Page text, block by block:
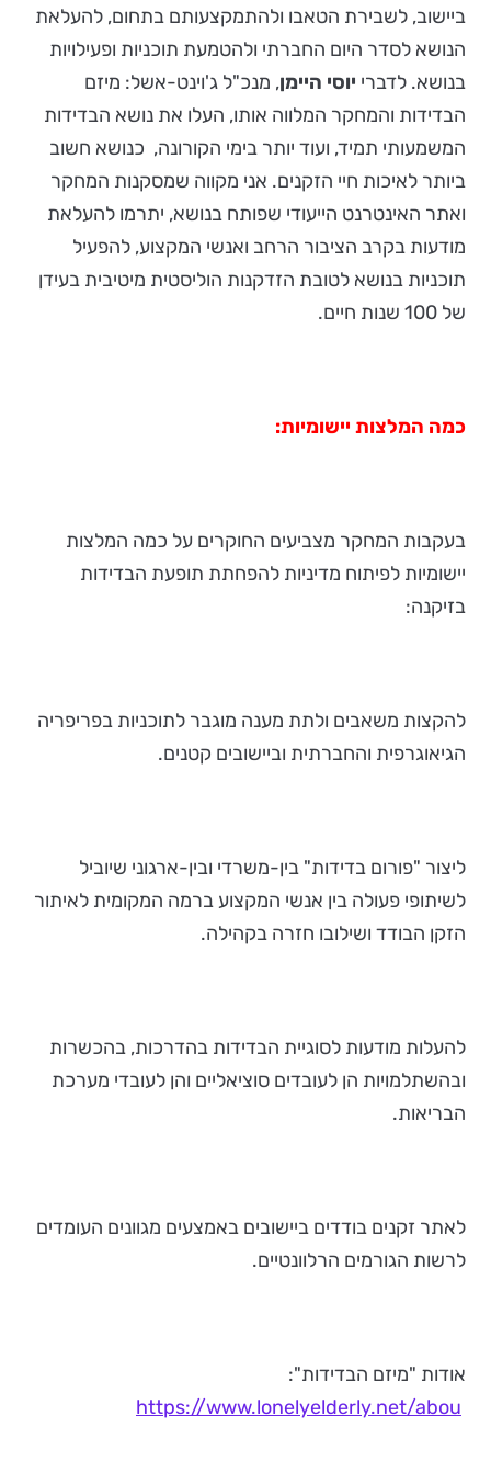
ביישוב, לשבירת הטאבו ולהתמקצעותם בתחום, להעלאת
הנושא לסדר היום החברתי ולהטמעת תוכניות ופעילויות
בנושא. לדברי יוסי היימן, מנכ"ל ג'וינט-אשל: מיזם
הבדידות והמחקר המלווה אותו, העלו את נושא הבדידות
המשמעותי תמיד, ועוד יותר בימי הקורונה, כנושא חשוב
ביותר לאיכות חיי הזקנים. אני מקווה שמסקנות המחקר
ואתר האינטרנט הייעודי שפותח בנושא, יתרמו להעלאת
מודעות בקרב הציבור הרחב ואנשי המקצוע, להפעיל
תוכניות בנושא לטובת הזדקנות הוליסטית מיטיבית בעידן
של 100 שנות חיים.
כמה המלצות יישומיות:
בעקבות המחקר מצביעים החוקרים על כמה המלצות
יישומיות לפיתוח מדיניות להפחתת תופעת הבדידות
בזיקנה:
להקצות משאבים ולתת מענה מוגבר לתוכניות בפריפריה
הגיאוגרפית והחברתית וביישובים קטנים.
ליצור "פורום בדידות" בין-משרדי ובין-ארגוני שיוביל
לשיתופי פעולה בין אנשי המקצוע ברמה המקומית לאיתור
הזקן הבודד ושילובו חזרה בקהילה.
להעלות מודעות לסוגיית הבדידות בהדרכות, בהכשרות
ובהשתלמויות הן לעובדים סוציאליים והן לעובדי מערכת
הבריאות.
לאתר זקנים בודדים ביישובים באמצעים מגוונים העומדים
לרשות הגורמים הרלוונטיים.
אודות "מיזם הבדידות":
https://www.lonelyelderly.net/abou